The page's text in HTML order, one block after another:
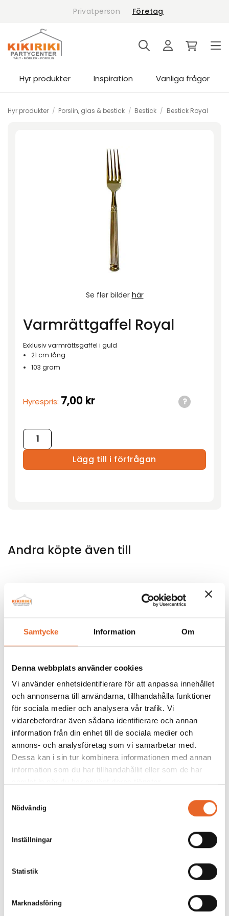
Samtycke Information Om
Denna webbplats använder cookies
Vi använder enhetsidentifierare för att anpassa innehållet
och annonserna till användarna, tillhandahålla funktioner
för sociala medier och analysera vår trafik. Vi
vidarebefordrar även sådana identifierare och annan
information från din enhet till de sociala medier och
annons- och analysföretag som vi samarbetar med.
Dessa kan i sin tur kombinera informationen med annan
information som du har tillhandahållit eller som de har
Nödvändig
Inställningar
Statistik
Marknadsföring
Privatperson Företag
Hyr produkter Inspiration Vanliga frågor
Hyr produkter / Porslin, glas & bestick / Bestick / Bestick Royal
Se fler bilder här
Varmrättgaffel Royal
Exklusiv varmrättsgaffel i guld
21 cm lång
103 gram
Hyrespris: 7,00 kr
Varmrättgaffel Royal mängd
Lägg till i förfrågan
Andra köpte även till
Bildgalleri för denna produkt